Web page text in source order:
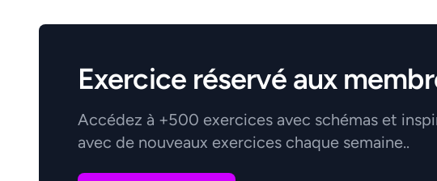
Exercice réservé aux
Accédez à +500 exercices avec schémas et
avec de nouveaux exercices chaque semaine..